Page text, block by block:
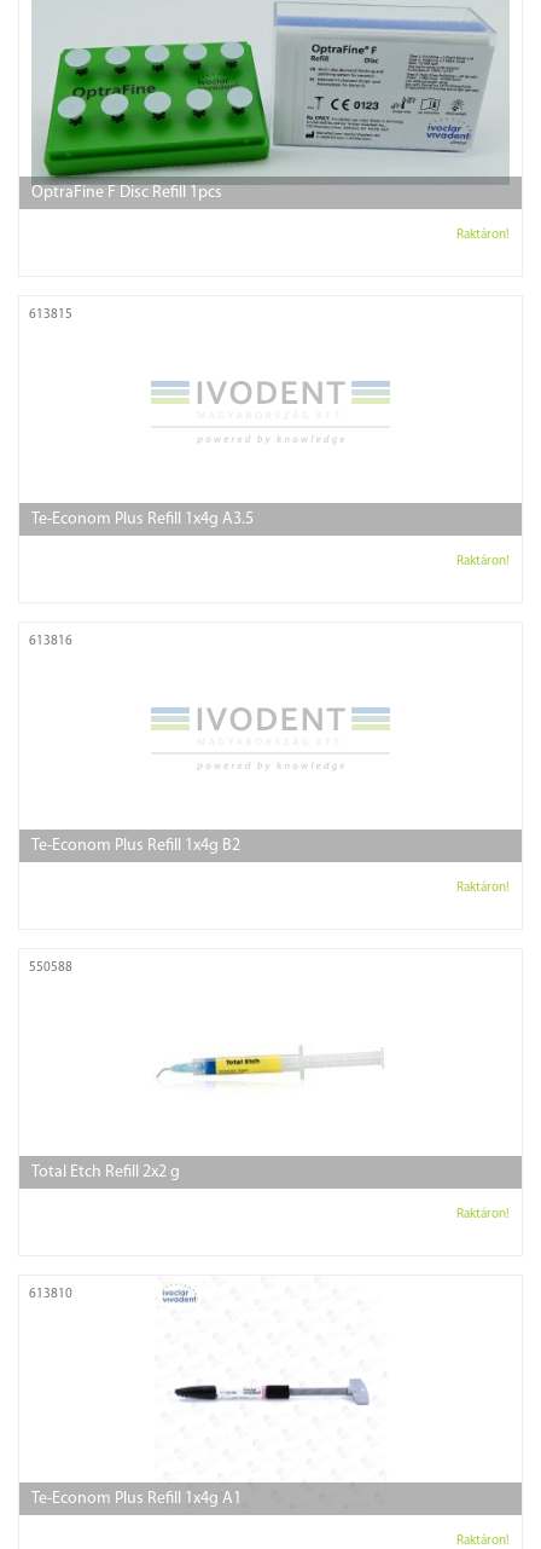
OptraFine F Disc Refill 1pcs
Raktáron!
613815
Te-Econom Plus Refill 1x4g A3.5
Raktáron!
613816
Te-Econom Plus Refill 1x4g B2
Raktáron!
550588
Total Etch Refill 2x2 g
Raktáron!
613810
Te-Econom Plus Refill 1x4g A1
Raktáron!